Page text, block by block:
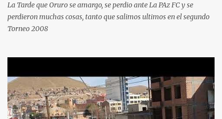
La Tarde que Oruro se amargo, se perdio ante La PAz FC y se
perdieron muchas cosas, tanto que salimos ultimos en el segundo
Torneo 2008